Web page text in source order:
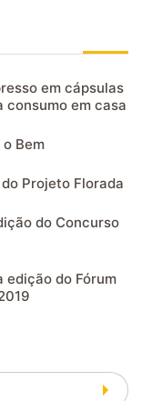
em cápsulas
consumo em casa
Bem
Projeto Florada
do Concurso
edição do Fórum